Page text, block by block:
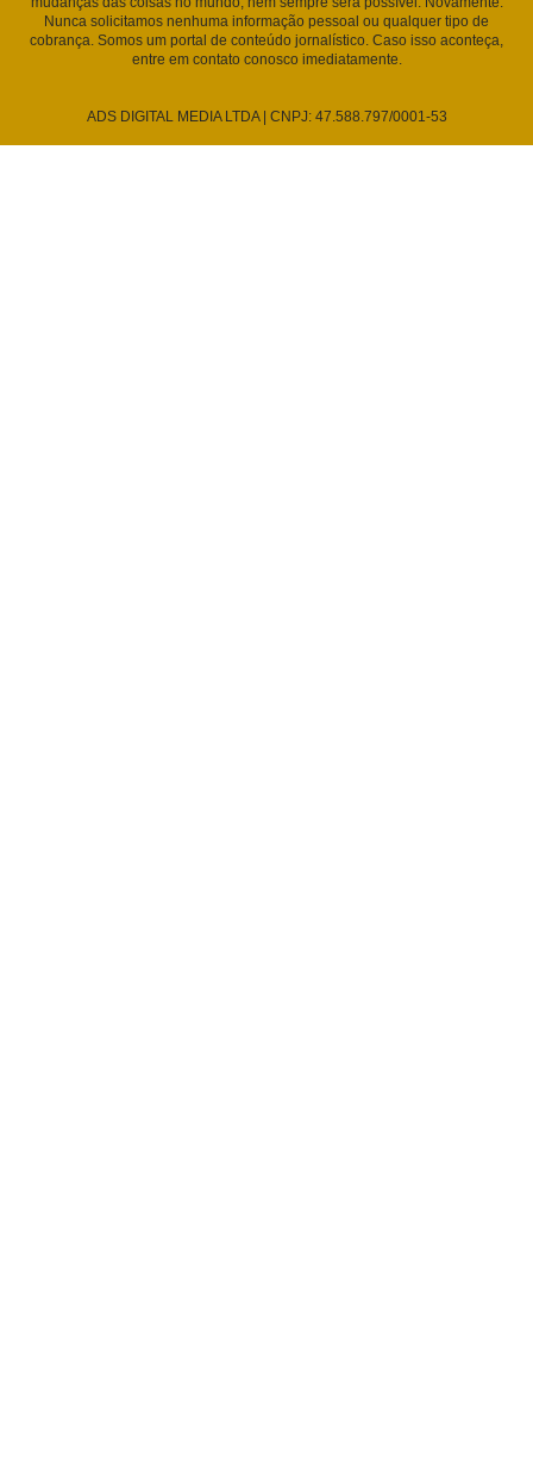
Nunca solicitamos nenhuma informação pessoal ou qualquer tipo de
cobrança. Somos um portal de conteúdo jornalístico. Caso isso aconteça,
entre em contato conosco imediatamente.
ADS DIGITAL MEDIA LTDA | CNPJ: 47.588.797/0001-53